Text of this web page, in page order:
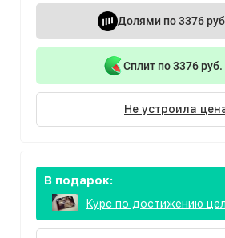
Долями по 3376
Сплит по 3376
Не устроила
В подарок:
Курс по достижению